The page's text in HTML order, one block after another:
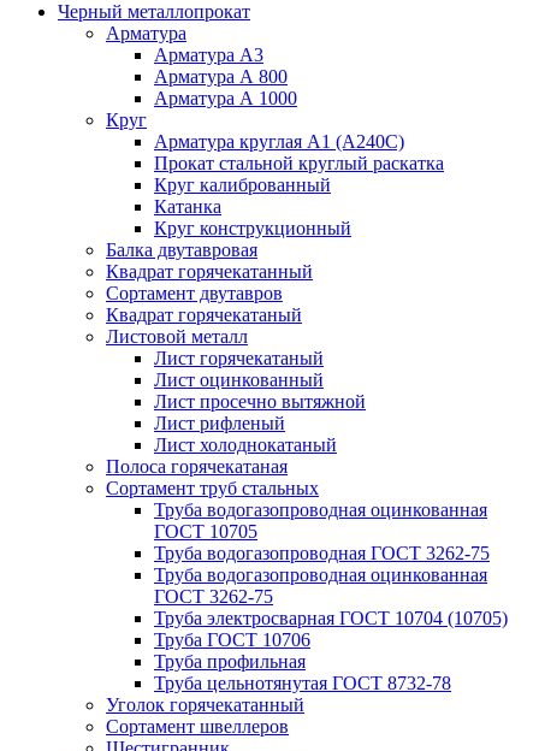
Черный металлопрокат
Арматура
Арматура А3
Арматура А 800
Арматура А 1000
Круг
Арматура круглая А1 (А240C)
Прокат стальной круглый раскатка
Круг калиброванный
Катанка
Круг конструкционный
Балка двутавровая
Квадрат горячекатанный
Сортамент двутавров
Квадрат горячекатаный
Листовой металл
Лист горячекатаный
Лист оцинкованный
Лист просечно вытяжной
Лист рифленый
Лист холоднокатаный
Полоса горячекатаная
Сортамент труб стальных
Труба водогазопроводная оцинкованная
ГОСТ 10705
Труба водогазопроводная ГОСТ 3262-75
Труба водогазопроводная оцинкованная
ГОСТ 3262-75
Труба электросварная ГОСТ 10704 (10705)
Труба ГОСТ 10706
Труба профильная
Труба цельнотянутая ГОСТ 8732-78
Уголок горячекатанный
Сортамент швеллеров